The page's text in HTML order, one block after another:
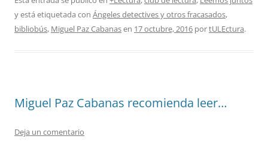
y está etiquetada con Ángeles detectives y otros fracasados,
bibliobús, Miguel Paz Cabanasen 17 octubre, 2016 portULEctura.
Miguel Paz Cabanas recomienda leer…
Deja un comentario